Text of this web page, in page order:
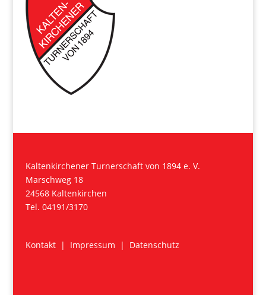
Kaltenkirchener Turnerschaft von 1894 e. V.
Marschweg 18
24568 Kaltenkirchen
Tel. 04191/3170
Kontakt| Impressum | Datenschutz